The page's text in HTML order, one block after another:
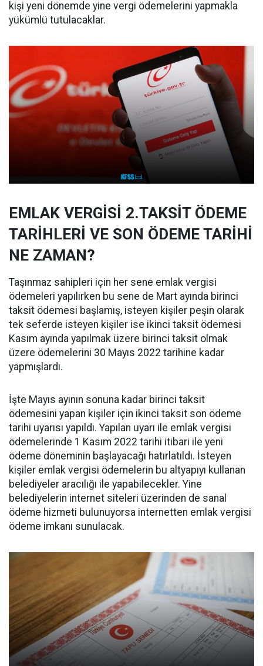
kişi yeni dönemde yine vergi ödemelerini yapmakla
yükümlü tutulacaklar.
EMLAK VERGİSİ 2.TAKSİT ÖDEME
TARİHLERİ VE SON ÖDEME TARİHİ
NE ZAMAN?
Taşınmaz sahipleri için her sene emlak vergisi
ödemeleri yapılırken bu sene de Mart ayında birinci
taksit ödemesi başlamış, isteyen kişiler peşin olarak
tek seferde isteyen kişiler ise ikinci taksit ödemesi
Kasım ayında yapılmak üzere birinci taksit olmak
üzere ödemelerini 30 Mayıs 2022 tarihine kadar
yapmışlardı.
İşte Mayıs ayının sonuna kadar birinci taksit
ödemesini yapan kişiler için ikinci taksit son ödeme
tarihi uyarısı yapıldı. Yapılan uyarı ile emlak vergisi
ödemelerinde 1 Kasım 2022 tarihi itibari ile yeni
ödeme döneminin başlayacağı hatırlatıldı. İsteyen
kişiler emlak vergisi ödemelerin bu altyapıyı kullanan
belediyeler aracılığı ile yapabilecekler. Yine
belediyelerin internet siteleri üzerinden de sanal
ödeme hizmeti bulunuyorsa internetten emlak vergisi
ödeme imkanı sunulacak.